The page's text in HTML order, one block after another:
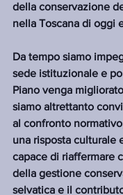
della conservazione
nella Toscana di oggi
Da tempo siamo
sede istituzionale e
Piano venga
siamo altrettanto
al confronto
una risposta culturale
capace di riaffermare
della gestione
selvatica e il